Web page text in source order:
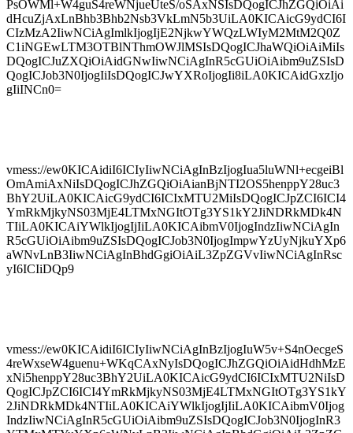
PsOWMl+W4guS4reWNjueUteS/oSAxNSIsDQogICJhZGQiOiAi
dHcuZjAxLnBhb3Bhb2Nsb3VkLmN5b3UiLA0KICAicG9ydCI6I
CIzMzA2IiwNCiAgImlkIjogIjE2NjkwYWQzLWIyM2MtM2Q0Z
C1iNGEwLTM3OTBlNThmOWJlMSIsDQogICJhaWQiOiAiMiIs
DQogICJuZXQiOiAidGNwIiwNCiAgInR5cGUiOiAibm9uZSIsD
QogICJob3N0IjogIiIsDQogICJwYXRoIjogIi8iLA0KICAidGxzIjo
gIiINCn0=
vmess://ew0KICAidiI6ICIyIiwNCiAgInBzIjogIua5luWNl+ecgeiBl
OmAmiAxNiIsDQogICJhZGQiOiAianBjNTI2OS5henppY28uc3
BhY2UiLA0KICAicG9ydCI6ICIxMTU2MiIsDQogICJpZCI6ICI4
YmRkMjkyNS03MjE4LTMxNGItOTg3YS1kY2JiNDRkMDk4N
TIiLA0KICAiYWlkIjogIjIiLA0KICAibmV0IjogIndzIiwNCiAgIn
R5cGUiOiAibm9uZSIsDQogICJob3N0IjogImpwYzUyNjkuYXp6
aWNvLnB3IiwNCiAgInBhdGgiOiAiL3ZpZGVvIiwNCiAgInRsc
yI6ICIiDQp9
vmess://ew0KICAidiI6ICIyIiwNCiAgInBzIjogIuW5v+S4nOecgeS
4reWxseW4guenu+WKqCAxNyIsDQogICJhZGQiOiAidHdhMzE
xNi5henppY28uc3BhY2UiLA0KICAicG9ydCI6ICIxMTU2NiIsD
QogICJpZCI6ICI4YmRkMjkyNS03MjE4LTMxNGItOTg3YS1kY
2JiNDRkMDk4NTIiLA0KICAiYWlkIjogIjIiLA0KICAibmV0Ijog
IndzIiwNCiAgInR5cGUiOiAibm9uZSIsDQogICJob3N0IjogInR3